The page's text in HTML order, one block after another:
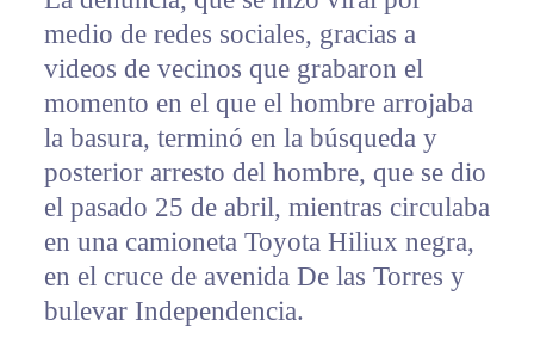
medio de redes sociales, gracias a
videos de vecinos que grabaron el
momento en el que el hombre arrojaba
la basura, terminó en la búsqueda y
posterior arresto del hombre, que se dio
el pasado 25 de abril, mientras circulaba
en una camioneta Toyota Hiliux negra,
en el cruce de avenida De las Torres y
bulevar Independencia.